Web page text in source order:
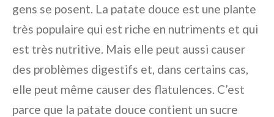
gens se posent. La patate douce est une plante
très populaire qui est riche en nutriments et qui
est très nutritive. Mais elle peut aussi causer
des problèmes digestifs et, dans certains cas,
elle peut même causer des flatulences. C’est
parce que la patate douce contient un sucre